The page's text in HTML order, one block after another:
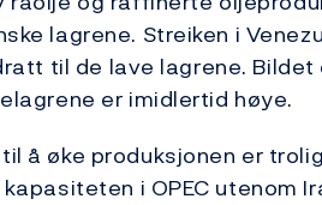
lagrene. Streiken i
til de lave lagrene. Bildet
er imidlertid høye.
å øke produksjonen er
i OPEC utenom